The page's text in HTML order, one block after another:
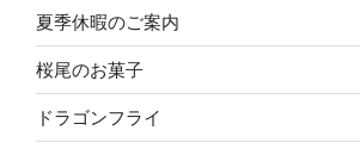
夏季休暇のご案内
桜尾のお菓子
ドラゴンフライ